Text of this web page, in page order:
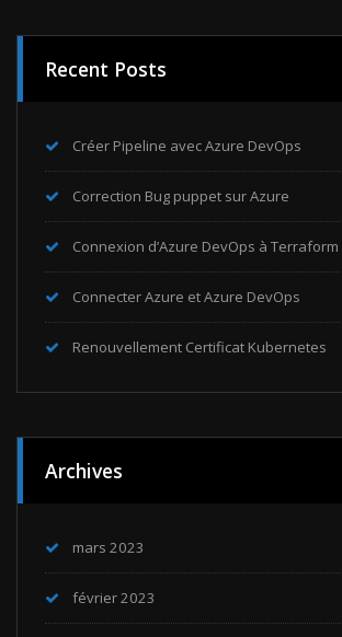
Recent Posts
Créer Pipeline avec Azure DevOps
Correction Bug puppet sur Azure
Connexion d’Azure DevOps à Terraform
Connecter Azure et Azure DevOps
Renouvellement Certificat Kubernetes
Archives
mars 2023
février 2023